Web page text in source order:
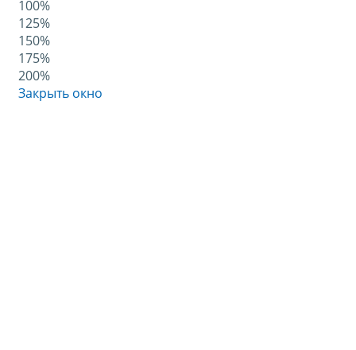
100%
125%
150%
175%
200%
Закрыть окно